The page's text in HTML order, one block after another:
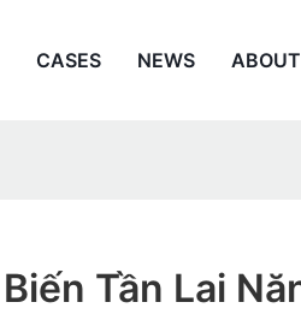
CASES NEWS
Biến Tần Lai